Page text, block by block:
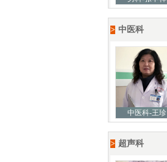
> 中医科
中医科-王珍
> 超声科